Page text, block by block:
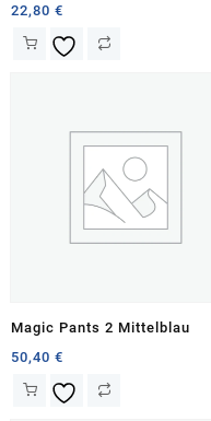
22,80 €
Magic Pants 2 Mittelblau
50,40 €